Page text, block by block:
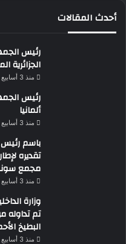
أحدث المقالات
رئيس
الجزائرية
منذ 3 أسابيع
رئيس
ألمانيا
منذ 3 أسابيع
باسم رئيس
تقديره
مجمع
منذ 3 أسابيع
وزارة
تم
البطيخ
منذ 3 أسابيع